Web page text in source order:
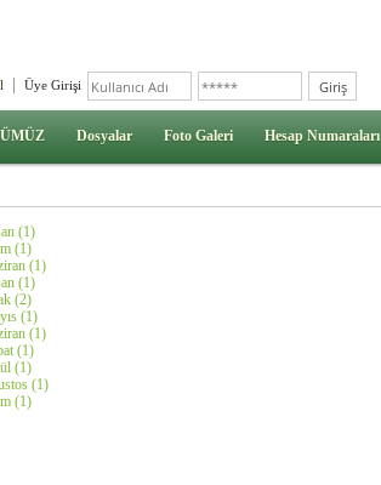
Üye Girişi
Dosyalar Foto Galeri Hesap Numaraları
(1)
(1)
(1)
(1)
(2)
(1)
(1)
(1)
(1)
(1)
(1)